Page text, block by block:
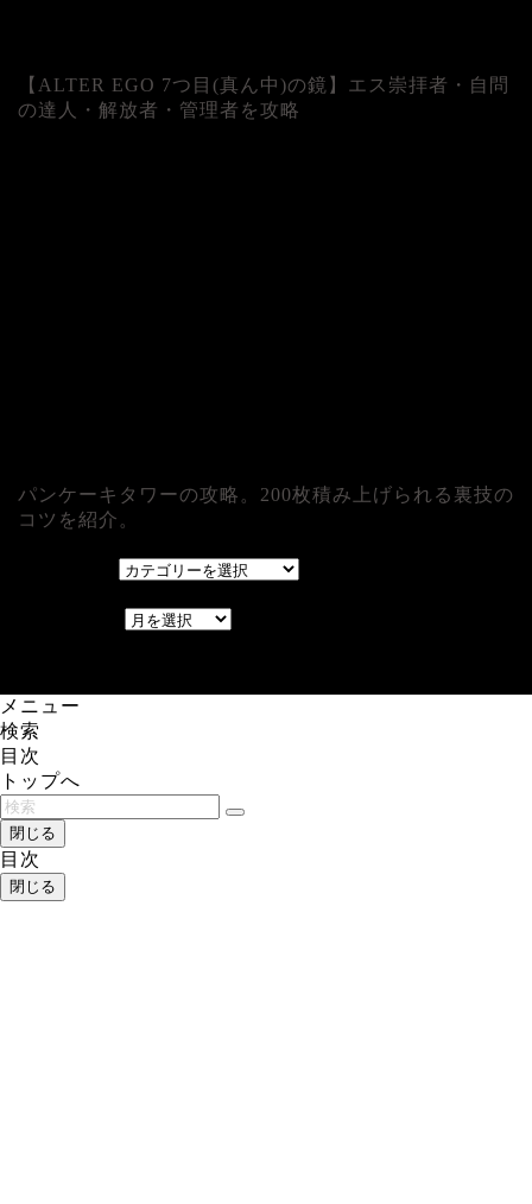
【ALTER EGO 7つ目(真ん中)の鏡】エス崇拝者・自問
の達人・解放者・管理者を攻略
パンケーキタワーの攻略。200枚積み上げられる裏技の
コツを紹介。
メニュー
検索
目次
トップへ
閉じる
目次
閉じる